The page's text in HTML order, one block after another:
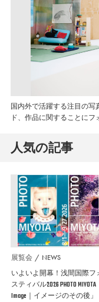
国内外で活躍する注目の
ド、作品に関することにフ
人気の記事
展覧会 NEWS
いよいよ開幕！浅間国際フ
スティバル2026 PHOTO MIYOTA
Image｜イメージのその後」